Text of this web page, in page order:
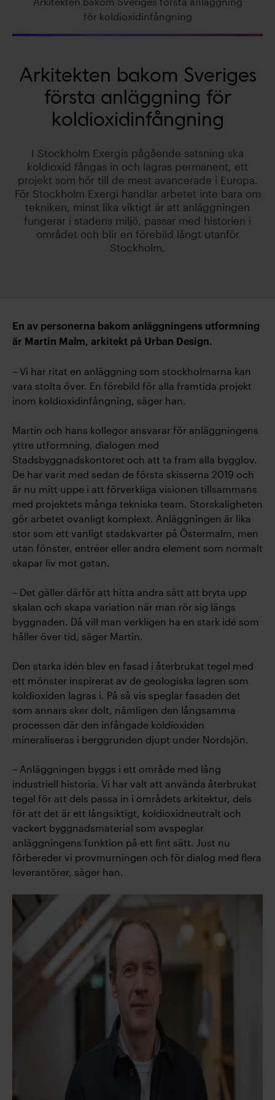
för koldioxidinfångning
Arkitekten bakom Sveriges
första anläggning för
koldioxidinfångning
I Stockholm Exergis pågående satsning ska
koldioxid fångas in och lagras permanent, ett
projekt som hör till de mest avancerade i Europa.
För Stockholm Exergi handlar arbetet inte bara om
tekniken, minst lika viktigt är att anläggningen
fungerar i stadens miljö, passar med historien i
området och blir en förebild långt utanför
Stockholm.
En av personerna bakom anläggningens utformning
är Martin Malm, arkitekt på Urban Design.
– Vi har ritat en anläggning som stockholmarna kan
vara stolta över. En förebild för alla framtida projekt
inom koldioxidinfångning, säger han.
Martin och hans kollegor ansvarar för anläggningens
yttre utformning, dialogen med
Stadsbyggnadskontoret och att ta fram alla bygglov.
De har varit med sedan de första skisserna 2019 och
är nu mitt uppe i att förverkliga visionen tillsammans
med projektets många tekniska team. Storskaligheten
gör arbetet ovanligt komplext. Anläggningen är lika
stor som ett vanligt stadskvarter på Östermalm, men
utan fönster, entréer eller andra element som normalt
skapar liv mot gatan.
– Det gäller därför att hitta andra sätt att bryta upp
skalan och skapa variation när man rör sig längs
byggnaden. Då vill man verkligen ha en stark idé som
håller över tid, säger Martin.
Den starka idén blev en fasad i återbrukat tegel med
ett mönster inspirerat av de geologiska lagren som
koldioxiden lagras i. På så vis speglar fasaden det
som annars sker dolt, nämligen den långsamma
processen där den infångade koldioxiden
mineraliseras i berggrunden djupt under Nordsjön.
– Anläggningen byggs i ett område med lång
industriell historia. Vi har valt att använda återbrukat
tegel för att dels passa in i områdets arkitektur, dels
för att det är ett långsiktigt, koldioxidneutralt och
vackert byggnadsmaterial som avspeglar
anläggningens funktion på ett fint sätt. Just nu
förbereder vi provmurningen och för dialog med flera
leverantörer, säger han.